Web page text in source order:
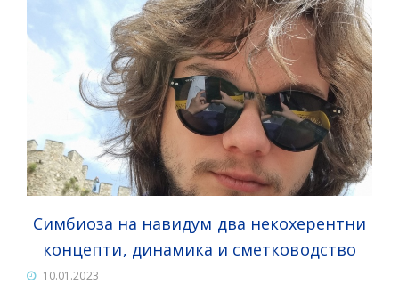
Симбиоза на навидум два некохерентни
концепти, динамика и сметководство
10.01.2023